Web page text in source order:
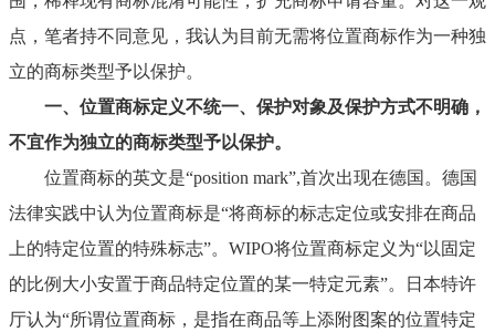
点，笔者持不同意见，我认为目前无需将位置商标作为一种独
立的商标类型予以保护。
一、位置商标定义不统一、保护对象及保护方式不明确，
不宜作为独立的商标类型予以保护。
位置商标的英文是“position mark”,首次出现在德国。德国
法律实践中认为位置商标是“将商标的标志定位或安排在商品
上的特定位置的特殊标志”。WIPO将位置商标定义为“以固定
的比例大小安置于商品特定位置的某一特定元素”。日本特许
厅认为“所谓位置商标，是指在商品等上添附图案的位置特定